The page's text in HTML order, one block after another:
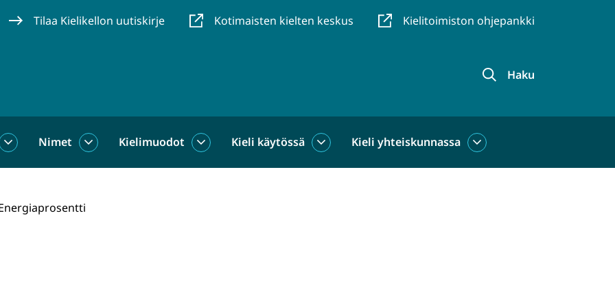
Tilaa Kielikellon uutiskirje Kotimaisten kielten keskus Kielitoimiston ohjepankki
Haku
Sanat
Nimet
NimetKielimuodot
KielimuodotKieli käytössä
Kieli
Kieli yhteiskunnassa
Kieli